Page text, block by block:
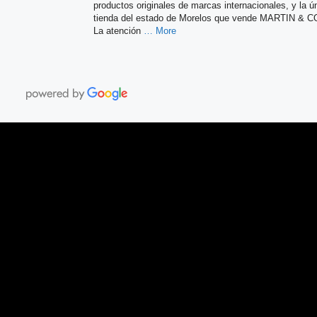
productos originales de marcas internacionales, y la
tienda del estado de Morelos que vende MARTIN &
La atención
… More